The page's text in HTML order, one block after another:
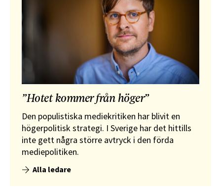
”Hotet kommer från höger”
Den populistiska mediekritiken har blivit en
högerpolitisk strategi. I Sverige har det hittills
inte gett några större avtryck i den förda
mediepolitiken.
Alla ledare